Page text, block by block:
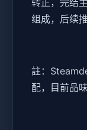
转正，完结
组成，后续
註：
配，目前品